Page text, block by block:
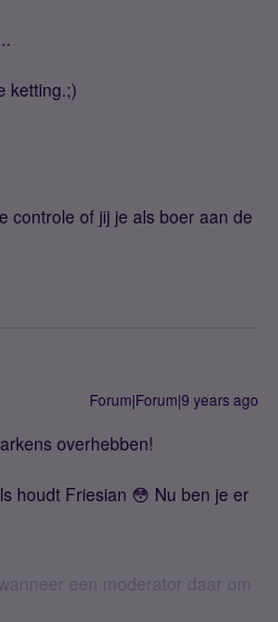
ketting.;)
controle of jij je als boer aan de
Forum|Forum|9 years ago
overhebben!
houdt Friesian 😳 Nu ben je er
een moderator daar om